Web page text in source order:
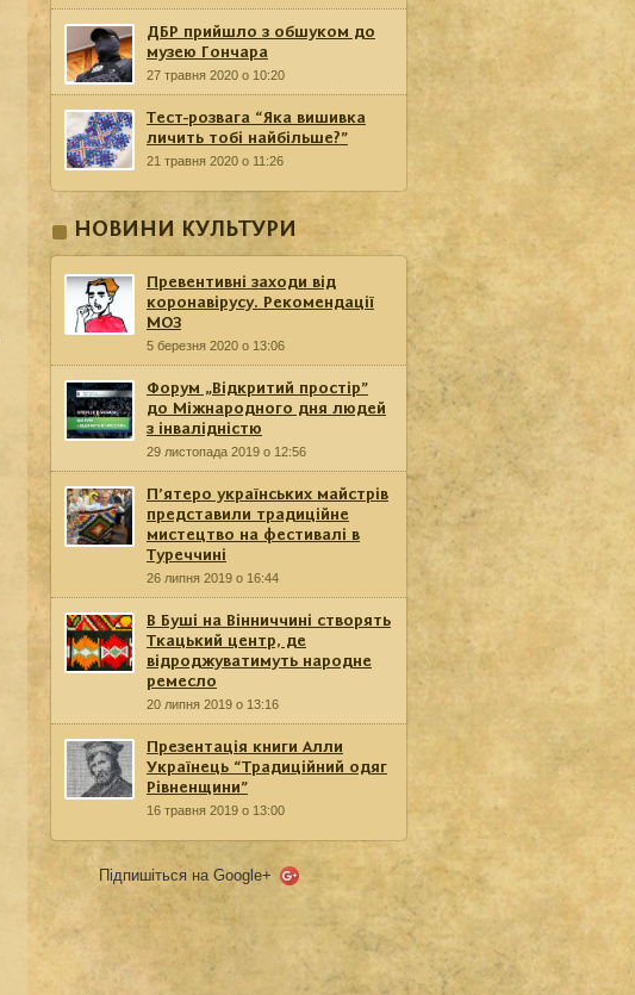
ДБР прийшло з обшуком до
музею Гончара
27 травня 2020 о 10:20
Тест-розвага “Яка вишивка
личить тобі найбільше?”
21 травня 2020 о 11:26
НОВИНИ КУЛЬТУРИ
Превентивні заходи від
коронавірусу. Рекомендації
МОЗ
5 березня 2020 о 13:06
Форум „Відкритий простір”
до Міжнародного дня людей
з інвалідністю
29 листопада 2019 о 12:56
П’ятеро українських майстрів
представили традиційне
мистецтво на фестивалі в
Туреччині
26 липня 2019 о 16:44
В Буші на Вінниччині створять
Ткацький центр, де
відроджуватимуть народне
ремесло
20 липня 2019 о 13:16
Презентація книги Алли
Українець “Традиційний одяг
Рівненщини”
16 травня 2019 о 13:00
Підпишіться на Google+